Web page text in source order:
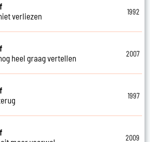
verliezen
1992
heel graag vertellen
2007
1997
2009